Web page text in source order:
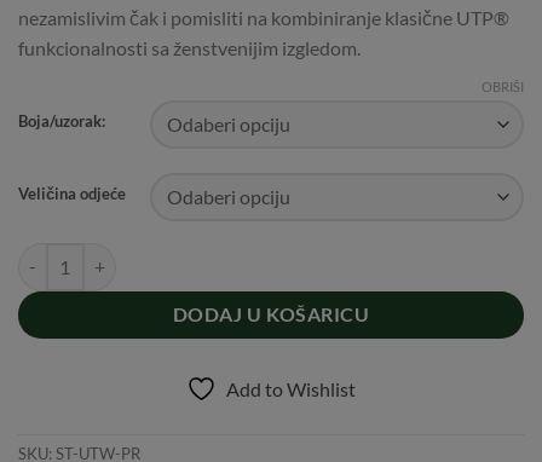
nezamislivim čak i pomisliti na kombiniranje klasične UTP®
funkcionalnosti sa ženstvenijim izgledom.
Boja/uzorak:
Veličina odjeće
OBRIŠI
DODAJ U KOŠARICU
Add to Wishlist
SKU: ST-UTW-PR